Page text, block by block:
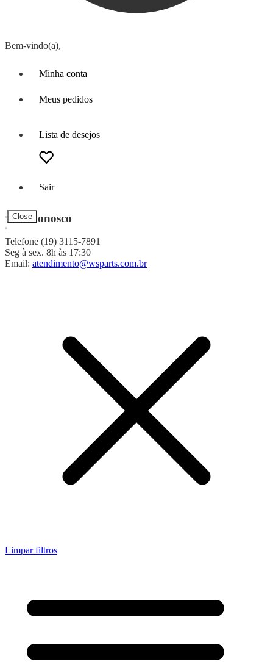
Bem-vindo(a),
Minha conta
Meus pedidos
Lista de desejos
Sair
Close
Fale Conosco
Telefone (19) 3115-7891
Seg à sex. 8h às 17:30
Email: atendimento@wsparts.com.br
Limpar filtros